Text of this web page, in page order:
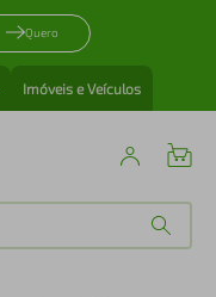
Quero
Imóveis e Veículos